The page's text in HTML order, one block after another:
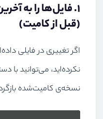
۱. فایل‌ها را به
(قبل از کامیت)
اگر تغییری در فایلی
نکرده‌اید، می‌توانید با
نسخه‌ی کامیت‌شده